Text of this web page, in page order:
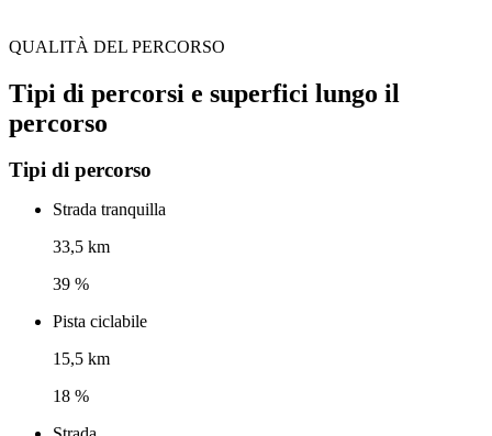
QUALITÀ DEL PERCORSO
Tipi di percorsi e superfici lungo il
percorso
Tipi di percorso
Strada tranquilla
33,5 km
39 %
Pista ciclabile
15,5 km
18 %